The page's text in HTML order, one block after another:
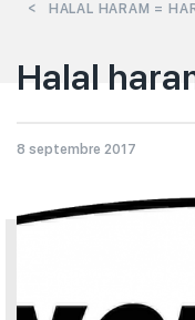
HALAL HARAM =
Halal
8 septembre 2017